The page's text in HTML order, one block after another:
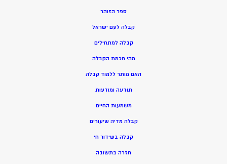
ספר הזוהר
קבלה לעם ישראל
קבלה למתחילים
מהי חכמת הקבלה
האם מותר ללמוד קבלה
תודעה ומודעות
משמעות החיים
קבלה מדיה שיעורים
קבלה בשידור חי
חזרה בתשובה